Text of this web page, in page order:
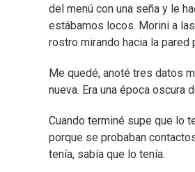
del menú con una seña y le
estábamos locos. Morini a
rostro mirando hacia la pared
Me quedé, anoté tres datos
nueva. Era una época oscura
Cuando terminé supe que lo
porque se probaban
tenía, sabía que lo tenía.